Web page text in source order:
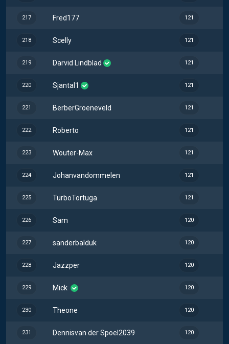
217 Fred177 121
218 Scelly 121
219 Darvid Lindblad 121
220 Sjantal1 121
221 BerberGroeneveld 121
222 Roberto 121
223 Wouter-Max 121
224 Johanvandommelen 121
225 TurboTortuga 121
226 Sam 120
227 sanderbalduk 120
228 Jazzper 120
229 Mick 120
230 Theone 120
231 Dennisvan der Spoel2039 120